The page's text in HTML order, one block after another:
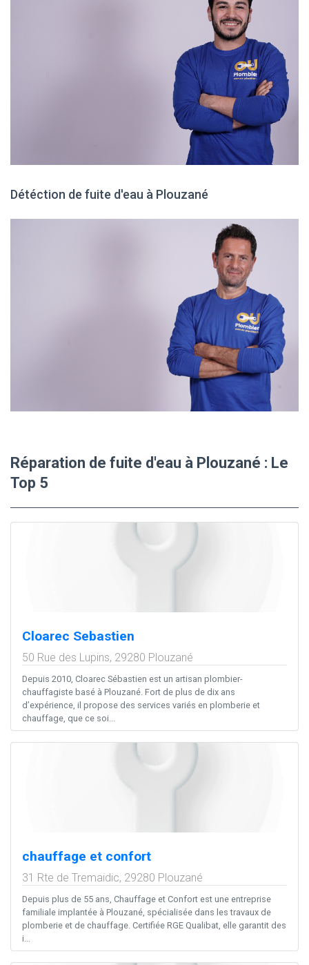
Détéction de fuite d'eau à Plouzané
Réparation de fuite d'eau à Plouzané : Le
Top 5
Cloarec Sebastien
50 Rue des Lupins, 29280 Plouzané
Depuis 2010, Cloarec Sébastien est un artisan plombier-
chauffagiste basé à Plouzané. Fort de plus de dix ans
d’expérience, il propose des services variés en plomberie et
chauffage, que ce soi...
chauffage et confort
31 Rte de Tremaidic, 29280 Plouzané
Depuis plus de 55 ans, Chauffage et Confort est une entreprise
familiale implantée à Plouzané, spécialisée dans les travaux de
plomberie et de chauffage. Certifiée RGE Qualibat, elle garantit des
i...